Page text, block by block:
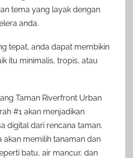
tema yang layak dengan
anda.
tepat, anda dapat membikin
itu minimalis, tropis, atau
Taman Riverfront Urban
#1 akan menjadikan
digital dari rencana taman.
akan memilih tanaman dan
batu, air mancur, dan